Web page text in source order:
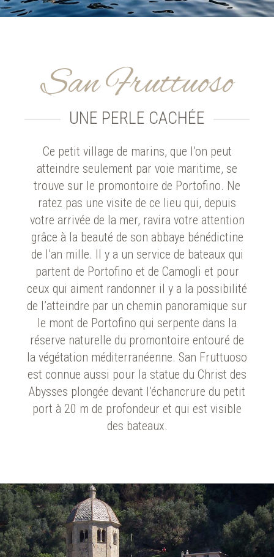
San Fruttuoso
UNE PERLE CACHÉE
Ce petit village de marins, que l’on peut
atteindre seulement par voie maritime, se
trouve sur le promontoire de Portofino. Ne
ratez pas une visite de ce lieu qui, depuis
votre arrivée de la mer, ravira votre attention
grâce à la beauté de son abbaye bénédictine
de l’an mille. Il y a un service de bateaux qui
partent de Portofino et de Camogli et pour
ceux qui aiment randonner il y a la possibilité
de l’atteindre par un chemin panoramique sur
le mont de Portofino qui serpente dans la
réserve naturelle du promontoire entouré de
la végétation méditerranéenne. San Fruttuoso
est connue aussi pour la statue du Christ des
Abysses plongée devant l’échancrure du petit
port à 20 m de profondeur et qui est visible
des bateaux.